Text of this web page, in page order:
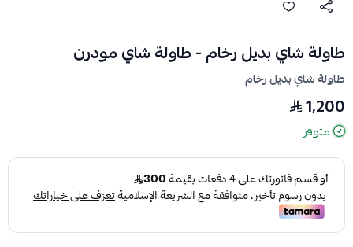
طاولة شاي بديل رخام - طاولة شاي مودرن
طاولة شاي بديل رخام
1,200
متوفر